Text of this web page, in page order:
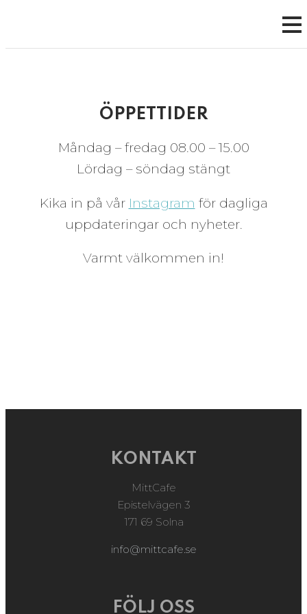
ÖPPETTIDER
Måndag – fredag 08.00 – 15.00
Lördag – söndag stängt
Kika in på vår Instagram för dagliga
uppdateringar och nyheter.
Varmt välkommen in!
KONTAKT
MittCafe
Epistelvägen 3
171 69 Solna
info@mittcafe.se
FÖLJ OSS